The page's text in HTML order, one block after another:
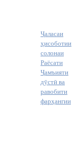
Ҷаласаи
ҳисоботии
солонаи
Раёсати
Ҷамъияти
дӯстӣ ва
равобити
фарҳангии